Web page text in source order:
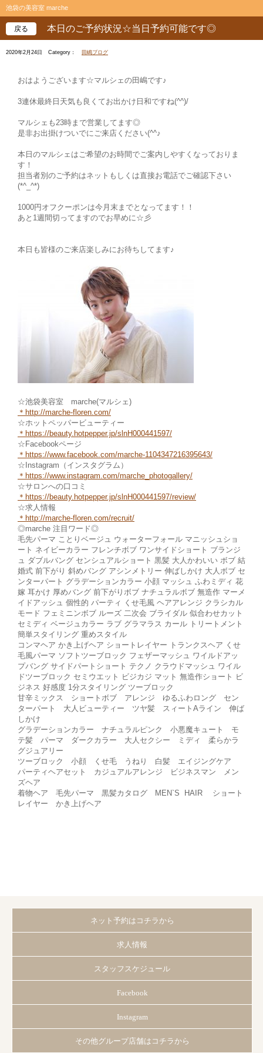
池袋の美容室 marche
本日のご予約状況☆当日予約可能です◎
戻る
2020年2月24日 Category： 田嶋ブログ
おはようございます☆マルシェの田嶋です♪
3連休最終日天気も良くてお出かけ日和ですね(^^)/
マルシェも23時まで営業してます◎
是非お出掛けついでにご来店ください(^^♪
本日のマルシェはご希望のお時間でご案内しやすくなっておりま
す！
担当者別のご予約はネットもしくは直接お電話でご確認下さい
(*^_^*)
1000円オフクーポンは今月末までとなってます！！
あと1週間切ってますのでお早めに☆彡
本日も皆様のご来店楽しみにお待ちしてます♪
☆池袋美容室 marche(マルシェ)
＊ http://marche-floren.com/
☆ホットペッパービューティー
＊ https://beauty.hotpepper.jp/slnH000441597/
☆Facebookページ
＊https://www.facebook.com/marche-1104347216395643/
☆Instagram（インスタグラム）
＊ https://www.instagram.com/marche_photogallery/
☆サロンへの口コミ
＊https://beauty.hotpepper.jp/slnH000441597/review/
☆求人情報
＊http://marche-fl oren.com/recruit/
◎marche 注目ワード◎
毛先パーマ ことりベージュ ウォーターフォール マニッシュショ
ート ネイビーカラー フレンチボブ ワンサイドショート ブランジ
ュ ダブルバング センシュアルショート 黒髪 大人かわいい ボブ 結
婚式 前下がり 斜めバング アシンメトリー 伸ばしかけ 大人ボブ セ
ンターパート グラデーションカラー 小顔 マッシュ ふわミディ 花
嫁 耳かけ 厚めバング 前下がりボブ ナチュラルボブ 無造作 マーメ
イドアッシュ 個性的 パーティ くせ毛風 ヘアアレンジ クラシカル
モード フェミニンボブ ルーズ 二次会 ブライダル 似合わせカット
セミディ ベージュカラー ラブ グラマラス カール トリートメント
簡単スタイリング 重めスタイル
コンマヘア かき上げヘア ショートレイヤー トランクスヘア くせ
毛風パーマ ソフトツーブロック フェザーマッシュ ワイルドアッ
プバング サイドパートショート テクノ クラウドマッシュ ワイル
ドツーブロック セミウエット ビジカジ マット 無造作ショート ビ
ジネス 好感度 1分スタイリング ツーブロック
甘辛ミックス ショートボブ アレンジ ゆるふわロング セン
ターパート 大人ビューティー ツヤ髪 スィートAライン 伸ば
しかけ
グラデーションカラー ナチュラルピンク 小悪魔キュート モ
テ髪 パーマ ダークカラー 大人セクシー ミディ 柔らかラ
グジュアリー
ツーブロック 小顔 くせ毛 うねり 白髪 エイジングケア
パーティヘアセット カジュアルアレンジ ビジネスマン メン
ズヘア
着物ヘア 毛先パーマ 黒髪カタログ MEN`S HAIR ショート
レイヤー かき上げヘア
ネット予約はコチラから
求人情報
スタッフスケジュール
Facebook
Instagram
その他グループ店舗はコチラから